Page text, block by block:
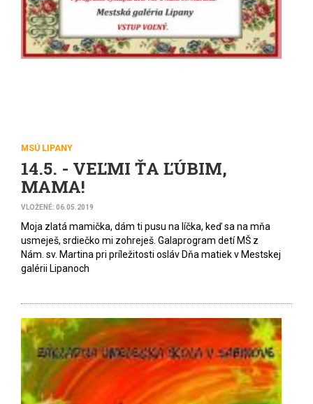
MSÚ LIPANY
14.5. - VEĽMI ŤA ĽÚBIM,
MAMA!
VLOŽENÉ: 06.05.2019
Moja zlatá mamička, dám ti pusu na líčka, keď sa na mňa
usmeješ, srdiečko mi zohreješ. Galaprogram detí MŠ z
Nám. sv. Martina pri príležitosti osláv Dňa matiek v Mestskej
galérii Lipanoch